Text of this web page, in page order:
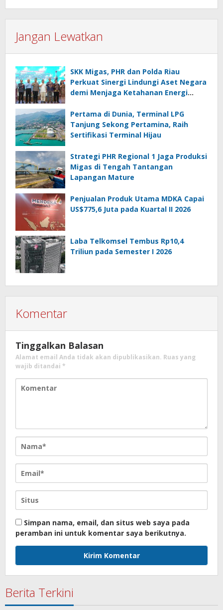
Jangan Lewatkan
SKK Migas, PHR dan Polda Riau
Perkuat Sinergi Lindungi Aset Negara
demi Menjaga Ketahanan Energi
Pertama di Dunia, Terminal LPG
Tanjung Sekong Pertamina, Raih
Sertifikasi Terminal Hijau
Strategi PHR Regional 1 Jaga Produksi
Migas di Tengah Tantangan
Lapangan Mature
Penjualan Produk Utama MDKA Capai
US$775,6 Juta pada Kuartal II 2026
Laba Telkomsel Tembus Rp10,4
Triliun pada Semester I 2026
Komentar
Tinggalkan Balasan
Alamat email Anda tidak akan dipublikasikan. Ruas yang
wajib ditandai *
Simpan nama, email, dan situs web saya pada
peramban ini untuk komentar saya berikutnya.
Berita Terkini